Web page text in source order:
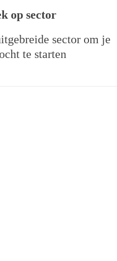
op sector
sector om
te starten